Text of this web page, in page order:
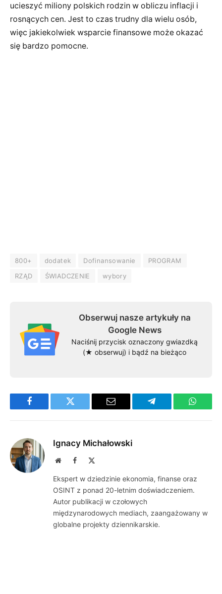
ucieszyć miliony polskich rodzin w obliczu inflacji i
rosnących cen. Jest to czas trudny dla wielu osób,
więc jakiekolwiek wsparcie finansowe może okazać
się bardzo pomocne.
800+ dodatek Dofinansowanie
PROGRAM
RZĄD
ŚWIADCZENIE wybory
Obserwuj nasze artykuły na
Google News
Naciśnij przycisk oznaczony gwiazdką
(★ obserwuj) i bądź na bieżąco
Facebook Twitter Email Telegram
Ignacy Michałowski
WebsiteFacebook
Ekspert w dziedzinie ekonomia, finanse oraz
OSINT z ponad 20-letnim doświadczeniem.
Autor publikacji w czołowych
międzynarodowych mediach, zaangażowany w
globalne projekty dziennikarskie.